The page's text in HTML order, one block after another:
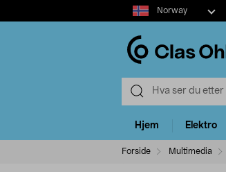
Select
market
Norway
Hjem Elektro
Forside Multimedia